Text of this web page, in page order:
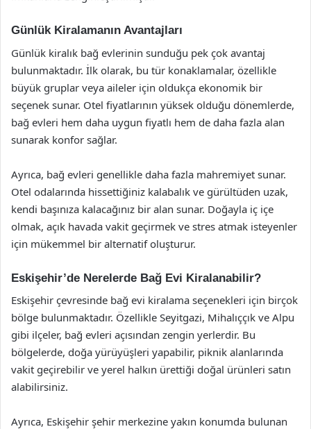
Günlük Kiralamanın Avantajları
Günlük kiralık bağ evlerinin sunduğu pek çok avantaj
bulunmaktadır. İlk olarak, bu tür konaklamalar, özellikle
büyük gruplar veya aileler için oldukça ekonomik bir
seçenek sunar. Otel fiyatlarının yüksek olduğu dönemlerde,
bağ evleri hem daha uygun fiyatlı hem de daha fazla alan
sunarak konfor sağlar.
Ayrıca, bağ evleri genellikle daha fazla mahremiyet sunar.
Otel odalarında hissettiğiniz kalabalık ve gürültüden uzak,
kendi başınıza kalacağınız bir alan sunar. Doğayla iç içe
olmak, açık havada vakit geçirmek ve stres atmak isteyenler
için mükemmel bir alternatif oluşturur.
Eskişehir’de Nerelerde Bağ Evi Kiralanabilir?
Eskişehir çevresinde bağ evi kiralama seçenekleri için birçok
bölge bulunmaktadır. Özellikle Seyitgazi, Mihalıççık ve Alpu
gibi ilçeler, bağ evleri açısından zengin yerlerdir. Bu
bölgelerde, doğa yürüyüşleri yapabilir, piknik alanlarında
vakit geçirebilir ve yerel halkın ürettiği doğal ürünleri satın
alabilirsiniz.
Ayrıca, Eskişehir şehir merkezine yakın konumda bulunan